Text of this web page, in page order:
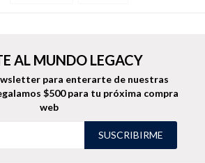
AL MUNDO LEGACY
para enterarte de nuestras
$500 para tu próxima compra
web
SUSCRIBIRME
Chalecos